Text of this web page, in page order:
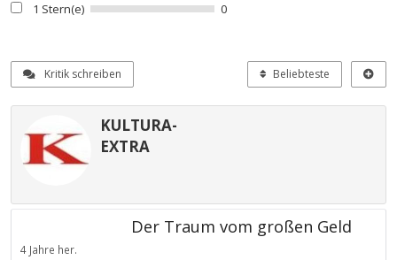
1 Stern(e)
0
Kritik schreiben Beliebteste
KULTURA-
EXTRA
Der Traum vom großen Geld
4 Jahre her.